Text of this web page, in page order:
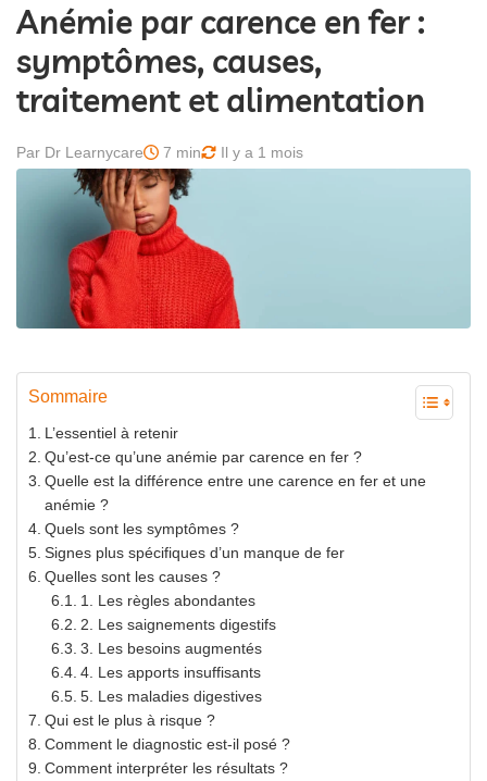
Anémie par carence en fer :
symptômes, causes,
traitement et alimentation
Par Dr Learnycare 7 min Il y a 1 mois
Sommaire
L’essentiel à retenir
Qu’est-ce qu’une anémie par carence en fer ?
Quelle est la différence entre une carence en fer et une
anémie ?
Quels sont les symptômes ?
Signes plus spécifiques d’un manque de fer
Quelles sont les causes ?
1. Les règles abondantes
2. Les saignements digestifs
3. Les besoins augmentés
4. Les apports insuffisants
5. Les maladies digestives
Qui est le plus à risque ?
Comment le diagnostic est-il posé ?
Comment interpréter les résultats ?